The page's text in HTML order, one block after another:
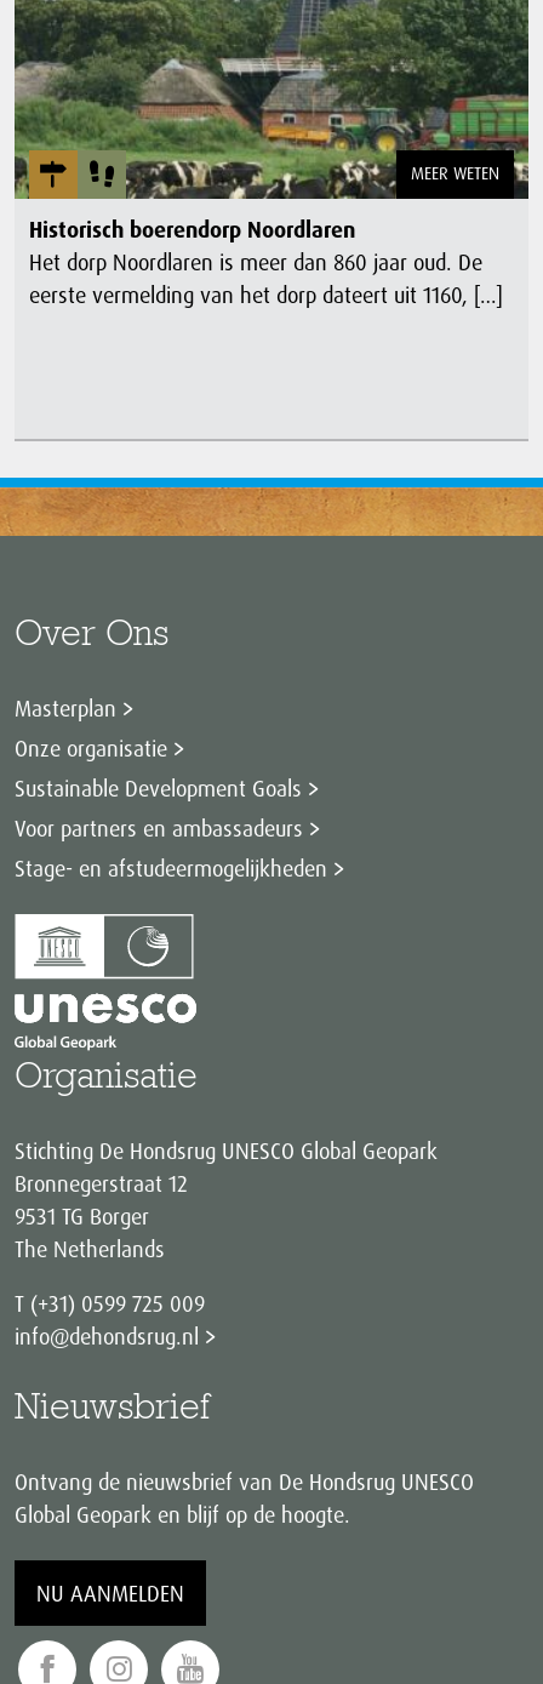
MEER WETEN
Historisch boerendorp Noordlaren
Het dorp Noordlaren is meer dan 860 jaar oud. De
eerste vermelding van het dorp dateert uit 1160, […]
Over Ons
Masterplan
Onze organisatie
Sustainable Development Goals
Voor partners en ambassadeurs
Stage- en afstudeermogelijkheden
Organisatie
Stichting De Hondsrug UNESCO Global Geopark
Bronnegerstraat 12
9531 TG Borger
The Netherlands
T (+31) 0599 725 009
info@dehondsrug.nl
Nieuwsbrief
Ontvang de nieuwsbrief van De Hondsrug UNESCO
Global Geopark en blijf op de hoogte.
NU AANMELDEN